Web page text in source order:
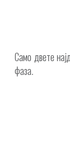
Само двете
фаза.